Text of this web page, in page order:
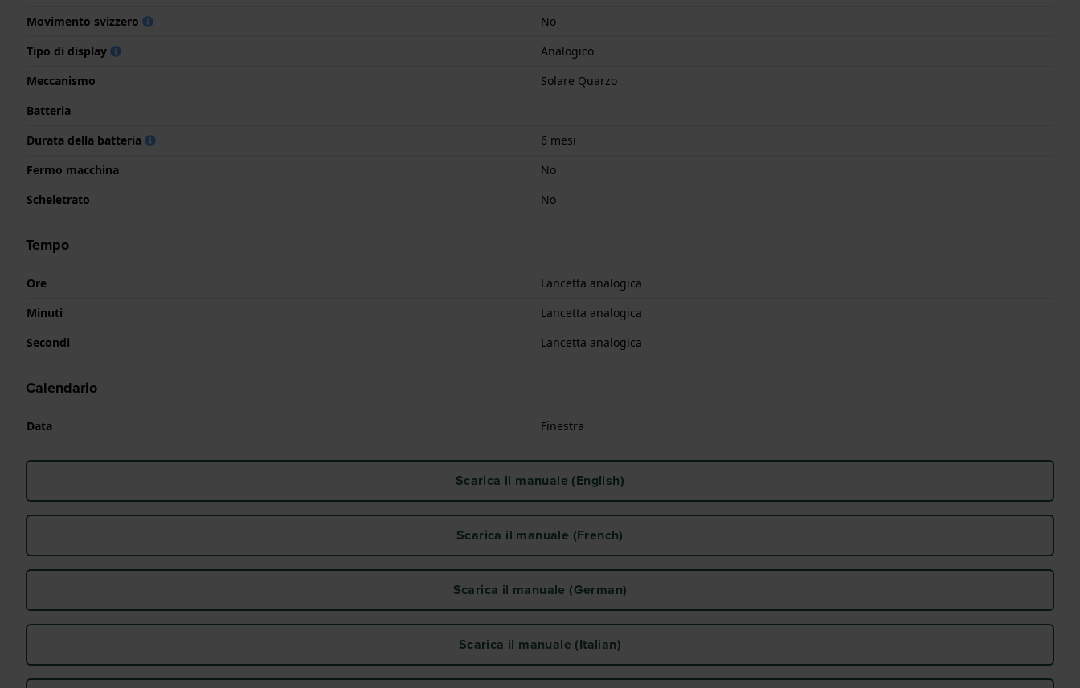
Movimento svizzero
No
Tipo di display
Analogico
Meccanismo
Solare Quarzo
Batteria
Durata della batteria
6 mesi
Fermo macchina
No
Scheletrato
No
Tempo
Ore
Lancetta analogica
Minuti
Lancetta analogica
Secondi
Lancetta analogica
Calendario
Data Finestra
Scarica il manuale (English)
Scarica il manuale (French)
Scarica il manuale (German)
Scarica il manuale (Italian)